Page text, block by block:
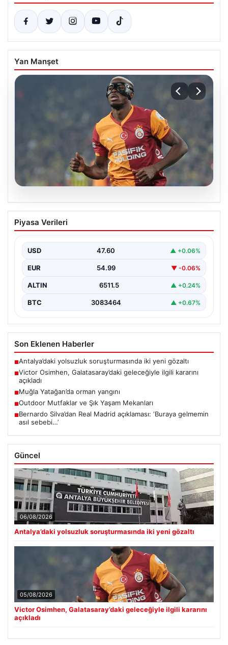
Yan Manşet
05.08.2026
Victor Osimhen, Galatasaray’daki
geleceğiyle ilgili kararını açıkladı
dönemde gösterdiği etkileyici performansla Avrupa'nın
önde gelen kulüplerinin…
Piyasa Verileri
USD 47.60 ▲ +0.06%
EUR 54.99 ▼ -0.06%
ALTIN 6511.5 ▲ +0.24%
BTC 3083464 ▲ +0.67%
Son Eklenen Haberler
■Antalya’daki yolsuzluk soruşturmasında iki yeni gözaltı
■Victor Osimhen, Galatasaray’daki geleceğiyle ilgili kararını
açıkladı
■Muğla Yatağan’da orman yangını
■Outdoor Mutfaklar ve Şık Yaşam Mekanları
■Bernardo Silva’dan Real Madrid açıklaması: ‘Buraya gelmemin
asıl sebebi…’
Güncel
06/08/2026
Antalya’daki yolsuzluk soruşturmasında iki yeni gözaltı
05/08/2026
Victor Osimhen, Galatasaray’daki geleceğiyle ilgili kararını
açıkladı